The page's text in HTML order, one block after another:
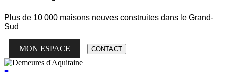
Plus de 10 000 maisons neuves construites dans le Grand-
Sud
MON ESPACE CONTACT
≡